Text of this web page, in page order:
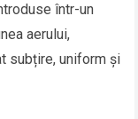
într-un
aerului,
subțire, uniform și